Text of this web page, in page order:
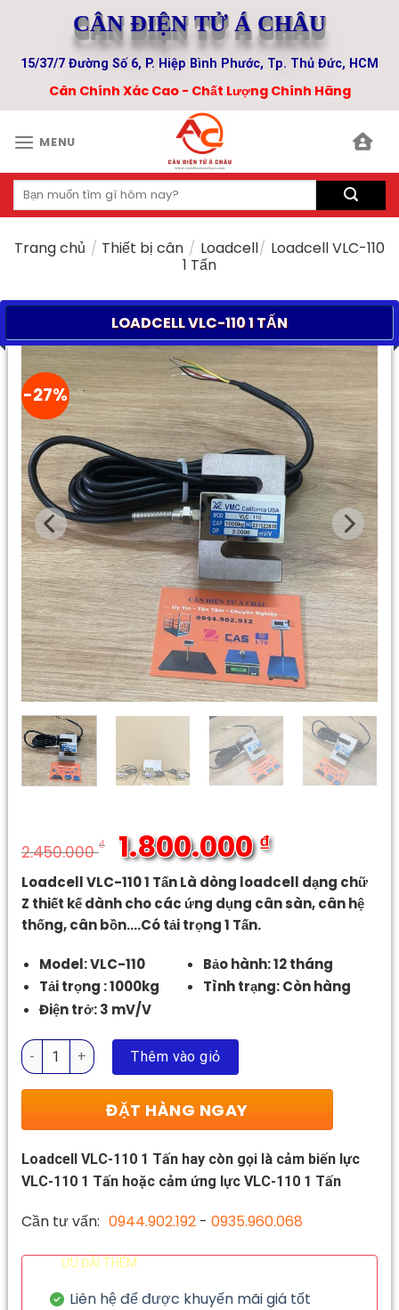
content
CÂN ĐIỆN TỬ Á CHÂU
15/37/7 Đường Số 6, P. Hiệp Bình Phước, Tp. Thủ Đức, HCM
Cân Chính Xác Cao - Chất Lượng Chính Hãng
MENU
Tìm
kiếm:
Trang chủ / Thiết bị cân / Loadcell/ Loadcell VLC-110
1 Tấn
LOADCELL VLC-110 1 TẤN
-27%
2.450.000₫
Giá
gốc
là:
2.450.000 ₫.
1.800.000₫
Giá
hiện
tại
là:
1.800.000 ₫.
Loadcell VLC-110 1 Tấn Là dòng loadcell dạng chữ
Z thiết kế dành cho các ứng dụng cân sàn, cân hệ
thống, cân bồn….Có tải trọng 1 Tấn.
Model: VLC-110
Tải trọng : 1000kg
Điện trở: 3 mV/V
Bảo hành: 12 tháng
Tình trạng: Còn hàng
Loadcell VLC-110 1 Tấn số lượng
Thêm vào giỏ
ĐẶT HÀNG NGAY
Loadcell VLC-110 1 Tấn hay còn gọi là cảm biến lực
VLC-110 1 Tấn hoặc cảm ứng lực VLC-110 1 Tấn
Cần tư vấn: 0944.902.192 - 0935.960.068
ƯU ĐÃI THÊM
Liên hệ để được khuyến mãi giá tốt